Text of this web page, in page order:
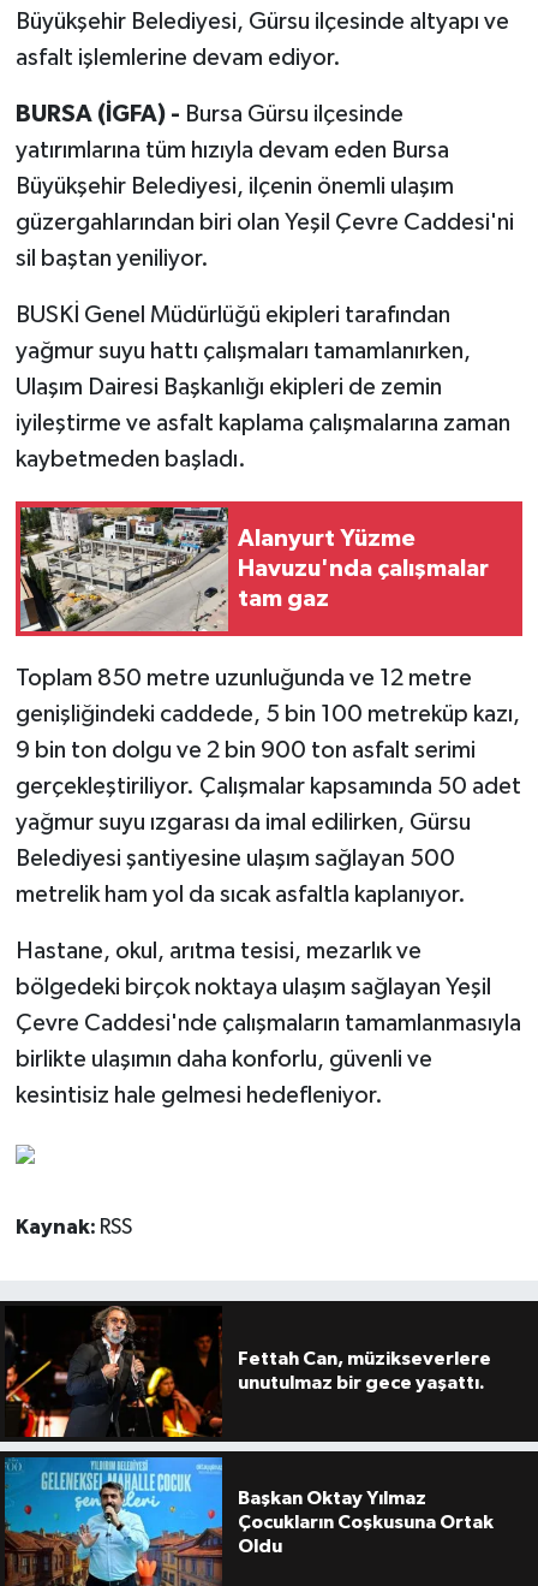
Büyükşehir Belediyesi, Gürsu ilçesinde altyapı ve
asfalt işlemlerine devam ediyor.
BURSA (İGFA) - Bursa Gürsu ilçesinde
yatırımlarına tüm hızıyla devam eden Bursa
Büyükşehir Belediyesi, ilçenin önemli ulaşım
güzergahlarından biri olan Yeşil Çevre Caddesi'ni
sil baştan yeniliyor.
BUSKİ Genel Müdürlüğü ekipleri tarafından
yağmur suyu hattı çalışmaları tamamlanırken,
Ulaşım Dairesi Başkanlığı ekipleri de zemin
iyileştirme ve asfalt kaplama çalışmalarına zaman
kaybetmeden başladı.
Alanyurt Yüzme
Havuzu'nda çalışmalar
tam gaz
Toplam 850 metre uzunluğunda ve 12 metre
genişliğindeki caddede, 5 bin 100 metreküp kazı,
9 bin ton dolgu ve 2 bin 900 ton asfalt serimi
gerçekleştiriliyor. Çalışmalar kapsamında 50 adet
yağmur suyu ızgarası da imal edilirken, Gürsu
Belediyesi şantiyesine ulaşım sağlayan 500
metrelik ham yol da sıcak asfaltla kaplanıyor.
Hastane, okul, arıtma tesisi, mezarlık ve
bölgedeki birçok noktaya ulaşım sağlayan Yeşil
Çevre Caddesi'nde çalışmaların tamamlanmasıyla
birlikte ulaşımın daha konforlu, güvenli ve
kesintisiz hale gelmesi hedefleniyor.
Kaynak: RSS
Fettah Can, müzikseverlere
unutulmaz bir gece yaşattı.
Başkan Oktay Yılmaz
Çocukların Coşkusuna Ortak
Oldu